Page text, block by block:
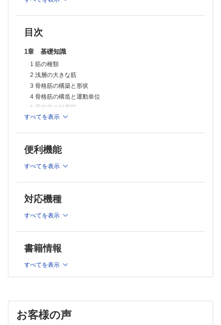
足趾の外転 18 背側骨間筋，母趾外転筋，小趾外転筋
足趾の内転 19 底側骨間筋，母趾内転筋
3章 肩甲帯・上肢
肩甲骨の外転と上方回旋 1 前鋸筋
肩甲骨の挙上 2 肩甲挙筋，僧帽筋（上部線維）
肩甲骨の内転と下方回旋 4 大・小菱形筋
肩関節の屈曲，外転，伸展 5 三角筋（前部・中部・後部線維）
肩関節の水平内転 6 大胸筋，小胸筋
肩関節の外転の初期 7 棘上筋
肩関節の伸展（後方挙上） 9 広背筋，三角筋（後部線維）
肩関節の屈曲と内転の補助 11 烏口腕筋
肘関節の伸展 13 上腕三頭筋，肘筋
手関節の掌屈（屈曲） 16 橈側手根屈筋，尺側手根屈筋
手関節の背屈（伸展） 17 長橈側・短橈側・尺側手根伸筋
中手指節（MP）関節の屈曲 18 虫様筋
筋，深指屈筋
指の外転 21 背側骨間筋，小指外転筋
母指の中手指節（MP）関節と指節間（IP）関節の屈曲 23 短母指屈
筋，長母指屈筋
母指の外転 25 短母指外転筋，長母指外転筋
母指の内転 26 母指内転筋
母指と小指の対立運動 27 母指対立筋，小指対立筋
目次
1章 基礎知識
1 筋の種類
2 浅層の大きな筋
3 骨格筋の構築と形状
4 骨格筋の構造と運動単位
5 骨格筋の付着部
6 運動の基本面と関節運動
股関節の屈曲 1 腸腰筋
（膝を屈曲しながらの）股関節の屈曲・外転・外旋 2 縫工筋
股関節の伸展 3 大殿筋
筋
股関節の内旋 7 小殿筋
半膜様筋
足関節の底屈 11 下腿三頭筋
足関節の底屈と内がえし 14 後脛骨筋
中足趾節（MTP）関節の屈曲 15 虫様筋，短母趾屈筋
すべてを表示
便利機能
すべてを表示
対応機種
すべてを表示
書籍情報
すべてを表示
お客様の声